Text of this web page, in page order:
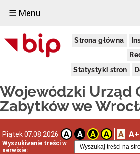
☰ Menu
Strona główna
Statystyki stron
Wojewódzki Urząd
Zabytków we
Piątek 07.08.2026 A A A A A A+
Wyszukiwanie treści w
serwisie:
Dostępność
Deklaracja
dostępności
realizowanym
projekcie
dofinansowanym
Europejskich
Delegatury